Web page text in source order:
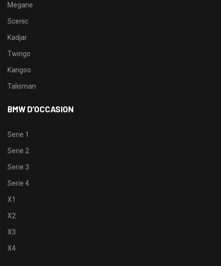
Megane
Scenic
Kadjar
Twingo
Kangoo
Talisman
BMW D’OCCASION
Serie 1
Serie 2
Serie 3
Serie 4
X1
X2
X3
X4